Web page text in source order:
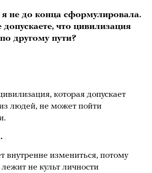
не до конца сформулировала.
что цивилизация
другому пути?
которая допускает
людей, не может пойти
измениться, потому
лежит не культ личности